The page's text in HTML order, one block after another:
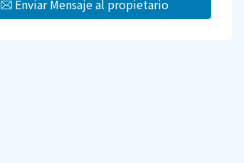
Enviar Mensaje al propietario